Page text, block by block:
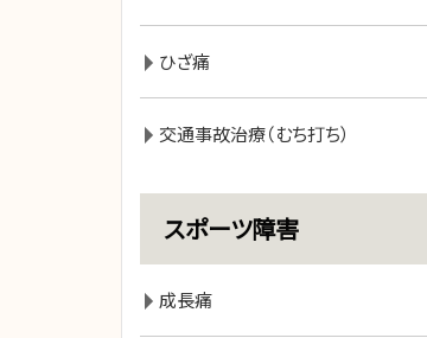
ひざ痛
交通事故治療（むち打ち）
スポーツ障害
成長痛